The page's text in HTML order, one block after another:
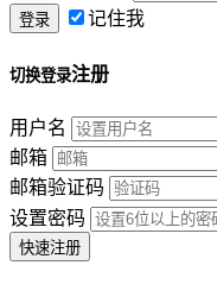
记住我
切换登录注册
用户名
邮箱
邮箱验证码
设置密码